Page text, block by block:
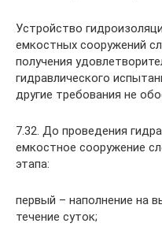
Устройство
емкостных сооружений
получения
гидравлического
другие требования не
7.32. До проведения
емкостное сооружение
этапа:
первый – наполнение на
течение суток;